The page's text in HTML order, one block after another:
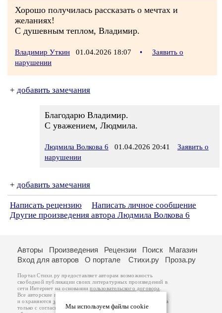
Хорошо получилась рассказать о мечтах и
желаниях!
С душевным теплом, Владимир.
Владимир Уткин 01.04.2026 18:07 •
Заявить о
нарушении
+ добавить замечания
Благодарю Владимир.
С уважением, Людмила.
Людмила Волкова 6 01.04.2026 20:41
Заявить о
нарушении
+ добавить замечания
Написать рецензию
Написать личное сообщение
Другие произведения автора Людмила Волкова 6
Мы используем файлы cookie
Авторы Произведения Рецензии Поиск
Магазин
Вход для авторов
О портале Стихи.ру Проза.ру
Портал Стихи.ру предоставляет авторам возможность
свободной публикации своих литературных произведений в
сети Интернет на основаниипользовательского договора
Все авторские права на произведения принадлежат авторам
и охраняются законом
. Перепечатка произведений возможна
только с согласия его автора, к которому вы можете